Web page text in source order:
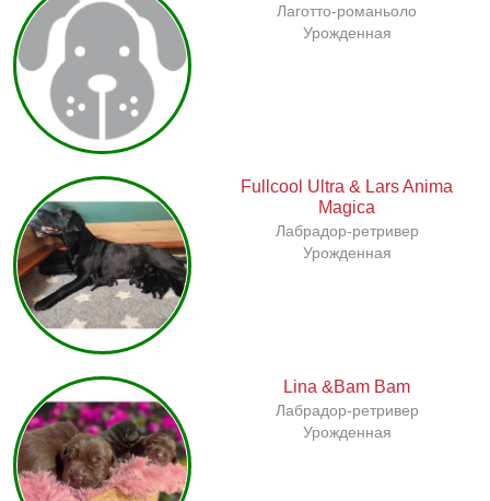
Лаготто-романьоло
Урожденная
Fullcool Ultra & Lars Anima
Magica
Лабрадор-ретривер
Урожденная
Lina &Bam Bam
Лабрадор-ретривер
Урожденная